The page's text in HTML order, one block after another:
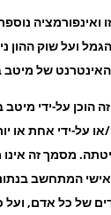
ואינפורמציה
ועל שוק ההון
של מיטב
הוכן על-ידי
על-ידי אחת או
מסמך זה אינו
אישי המתחשב
של כל אדם, ועל